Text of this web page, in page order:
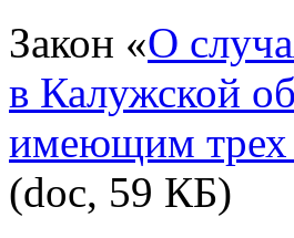
Закон «О
в Калужской
имеющим трех
(doc, 59 КБ)